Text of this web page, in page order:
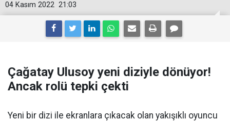
21:03
04 Kasım 2022
Çağatay Ulusoy yeni diziyle dönüyor!
Ancak rolü tepki çekti
Yeni bir dizi ile ekranlara çıkacak olan yakışıklı oyuncu